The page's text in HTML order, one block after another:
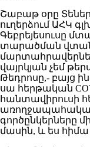
Շաբաթ օրը
ուղերձում ԱՀԿ
Գեբրեյեսուսը
տարածման
վայրկյան չեմ
Թեդրոսը,- բայց
սա հերթական
հանտավիրուսի
առողջապահական
գործընկերները
մասին, և ես հիմա